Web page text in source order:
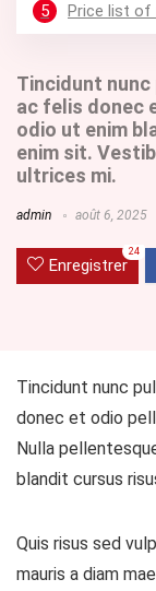
5 Price list of
Tincidunt nunc
ac felis donec
odio ut enim
enim sit.
ultrices mi.
admin août 6, 2025
Enregistrer
24
Tincidunt nunc
donec et odio
Nulla
blandit cursus
Quis risus sed
mauris a diam